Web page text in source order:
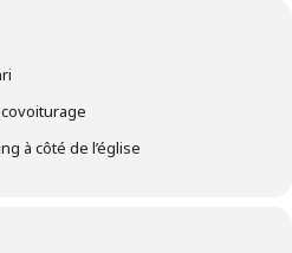
à côté de l’église